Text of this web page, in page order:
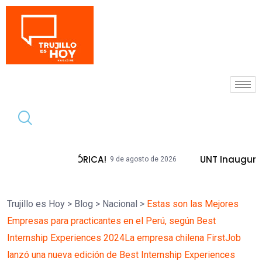
9 de agosto de 2026 UNT Inaugura Plazas
Trujillo es Hoy > Blog > Nacional > Estas son las Mejores
Empresas para practicantes en el Perú, según Best
Internship Experiences 2024La empresa chilena FirstJob
lanzó una nueva edición de Best Internship Experiences